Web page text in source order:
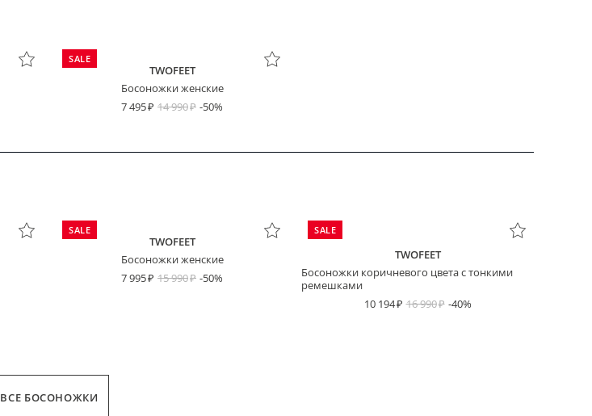
SALE
TWOFEET
Босоножки женские
7 495
14 990 -50%
SALE
TWOFEET
Босоножки женские
7 995
15 990 -50%
SALE
TWOFEET
Босоножки коричневого цвета с тонкими
ремешками
10 194
16 990 -40%
ВСЕ БОСОНОЖКИ